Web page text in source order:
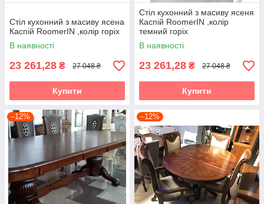
Стіл кухонний з масиву ясена
Каспій RoomerIN ,колір горіх
В наявності
23 261,28 ₴ 27 048 ₴
Купити
Стіл кухонний з масиву ясеня
Каспій RoomerIN ,колір
темний горіх
В наявності
23 261,28 ₴ 27 048 ₴
Купити
–12% –12%